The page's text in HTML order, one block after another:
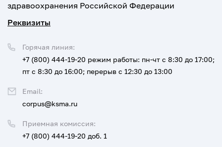
здравоохранения Российской Федерации
Реквизиты
Приемная комиссия:
+7 (800) 444-19-20 доб. 1
Горячая линия:
+7 (800) 444-19-20 режим работы: пн-чт с 8:30 до 17:00;
пт с 8:30 до 16:00; перерыв с 12:30 до 13:00
Email:
corpus@ksma.ru